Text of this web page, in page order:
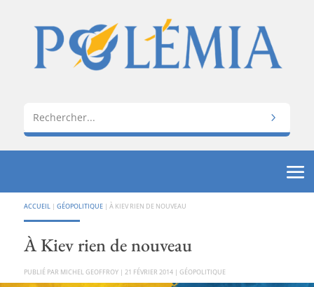
ACCUEIL | GÉOPOLITIQUE| À KIEV RIEN DE NOUVEAU
À Kiev rien de nouveau
PAR MICHEL GEOFFROY| 21 FÉVRIER 2014| GÉOPOLITIQUE